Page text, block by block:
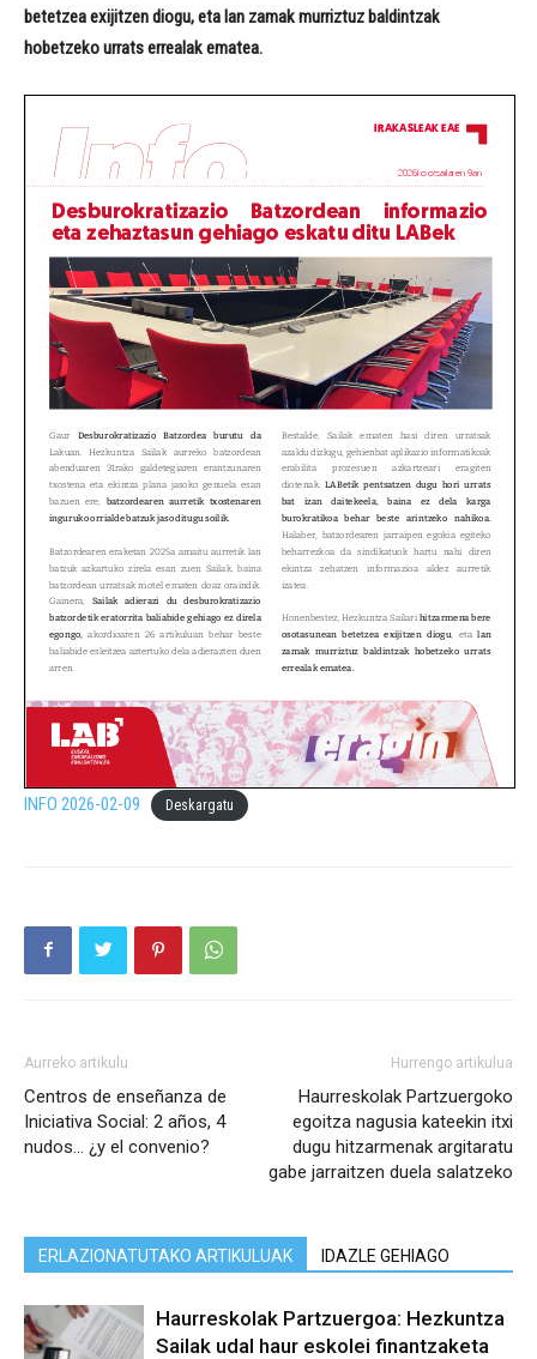
betetzea exijitzen diogu, eta lan zamak murriztuz baldintzak
hobetzeko urrats errealak ematea.
INFO 2026-02-09 Deskargatu
Aurreko artikulu
Centros de enseñanza de
Iniciativa Social: 2 años, 4
nudos… ¿y el convenio?
Hurrengo artikulua
Haurreskolak Partzuergoko
egoitza nagusia kateekin itxi
dugu hitzarmenak argitaratu
gabe jarraitzen duela salatzeko
ERLAZIONATUTAKO ARTIKULUAK IDAZLE GEHIAGO
Haurreskolak Partzuergoa: Hezkuntza
Sailak udal haur eskolei finantzaketa